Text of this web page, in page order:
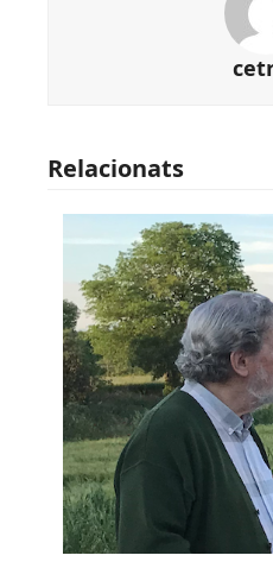
Relacionats